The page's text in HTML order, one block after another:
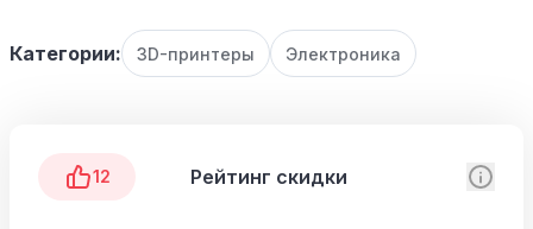
Категории: 3D-принтеры Электроника
12 Рейтинг скидки